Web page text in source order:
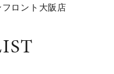
ロント大阪店